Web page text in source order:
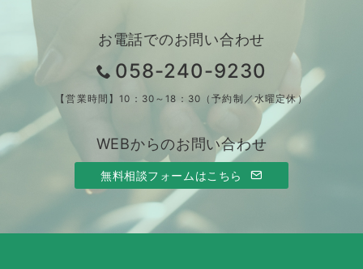
お電話でのお問い合わせ
058-240-9230
【営業時間】10：30～18：30（予約制／水曜定休）
WEBからのお問い合わせ
無料相談フォームはこちら